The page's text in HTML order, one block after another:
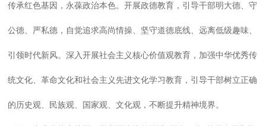
传承红色基因，永葆政治本色。开展政德教育，引导干部明大德、守
公德、严私德，自觉追求高尚情操、坚守道德底线、远离低级趣味、
引领时代新风。深入开展社会主义核心价值观教育，加强中华优秀传
统文化、革命文化和社会主义先进文化学习教育，引导干部树立正确
的历史观、民族观、国家观、文化观，不断提升精神境界。